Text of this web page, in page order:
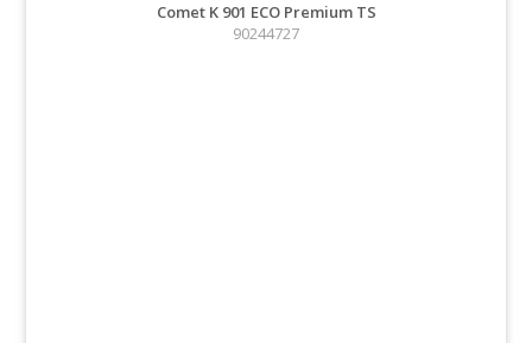
Comet K 901 ECO Premium TS
90244727